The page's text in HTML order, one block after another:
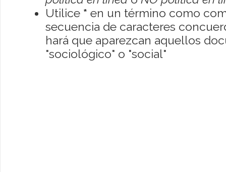
Utilice * en un término como
secuencia de caracteres
hará que aparezcan aquellos
"sociológico" o "social"